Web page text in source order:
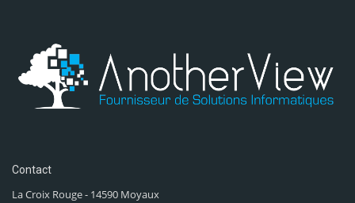
Contact
La Croix Rouge - 14590 Moyaux